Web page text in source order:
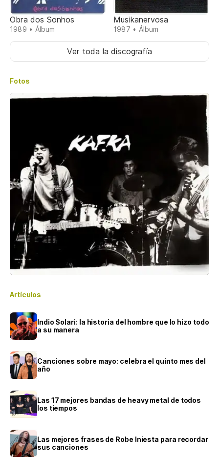
Obra dos Sonhos
1989 • Álbum
Musikanervosa
1987 • Álbum
Ver toda la discografía
Fotos
Artículos
Indio Solari: la historia del hombre que lo hizo todo
a su manera
Canciones sobre mayo: celebra el quinto mes del
año
Las 17 mejores bandas de heavy metal de todos
los tiempos
Las mejores frases de Robe Iniesta para recordar
sus canciones